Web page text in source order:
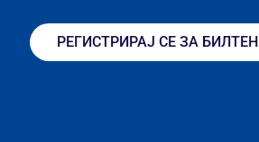
РЕГИСТРИРАЈ СЕ ЗА БИЛТЕН